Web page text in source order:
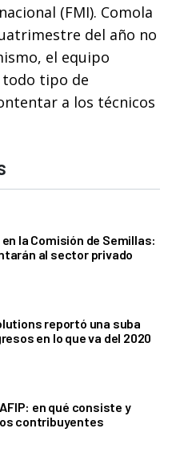
(FMI). Comola
del año no
el equipo
todo tipo de
a los técnicos
la Comisión de Semillas:
al sector privado
reportó una suba
en lo que va del 2020
en qué consiste y
contribuyentes